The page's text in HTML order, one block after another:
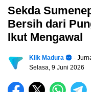
Sekda
Bersih dari
Ikut Mengawal
Klik Madura
-
Selasa, 9 Juni 2026